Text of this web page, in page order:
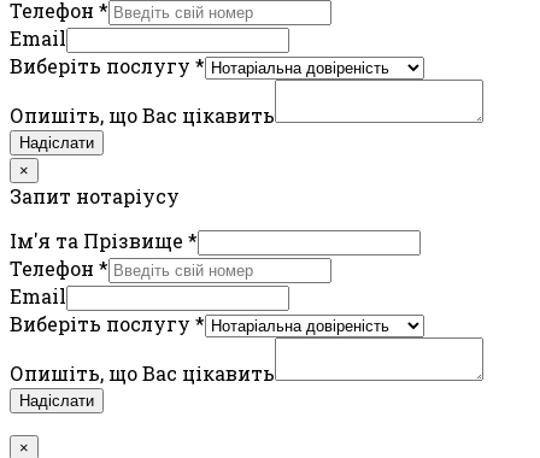
Телефон *
Email
Виберіть послугу *
Опишіть, що Вас цікавить
Надіслати
×
Запит нотаріусу
Ім'я та Прізвище *
Телефон *
Email
Виберіть послугу *
Опишіть, що Вас цікавить
Надіслати
×